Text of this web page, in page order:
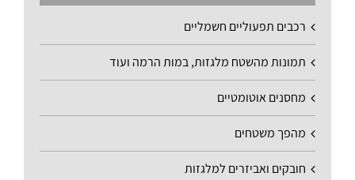
רכבים תפעוליים חשמליים
תמונות מהשטח מלגזות, במות הרמה ועוד
מחסנים אוטומטיים
מהפך משטחים
חובקים ואביזרים למלגזות